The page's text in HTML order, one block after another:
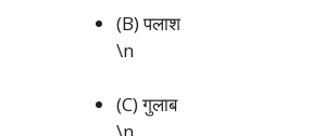
(B) पलाश
\n
(C) गुलाब